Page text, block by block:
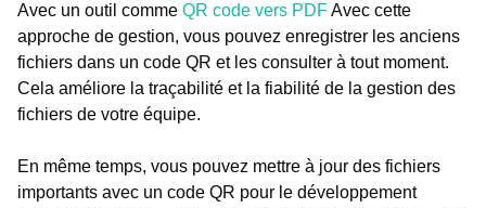
Avec un outil comme QR code vers PDFAvec cette
approche de gestion, vous pouvez enregistrer les anciens
fichiers dans un code QR et les consulter à tout moment.
Cela améliore la traçabilité et la fiabilité de la gestion des
fichiers de votre équipe.
En même temps, vous pouvez mettre à jour des fichiers
importants avec un code QR pour le développement